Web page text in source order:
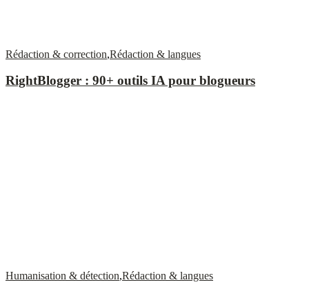
Rédaction & correction,Rédaction & langues
RightBlogger : 90+ outils IA pour blogueurs
Humanisation & détection,Rédaction & langues